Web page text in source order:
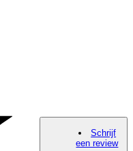
Schrijf
een review